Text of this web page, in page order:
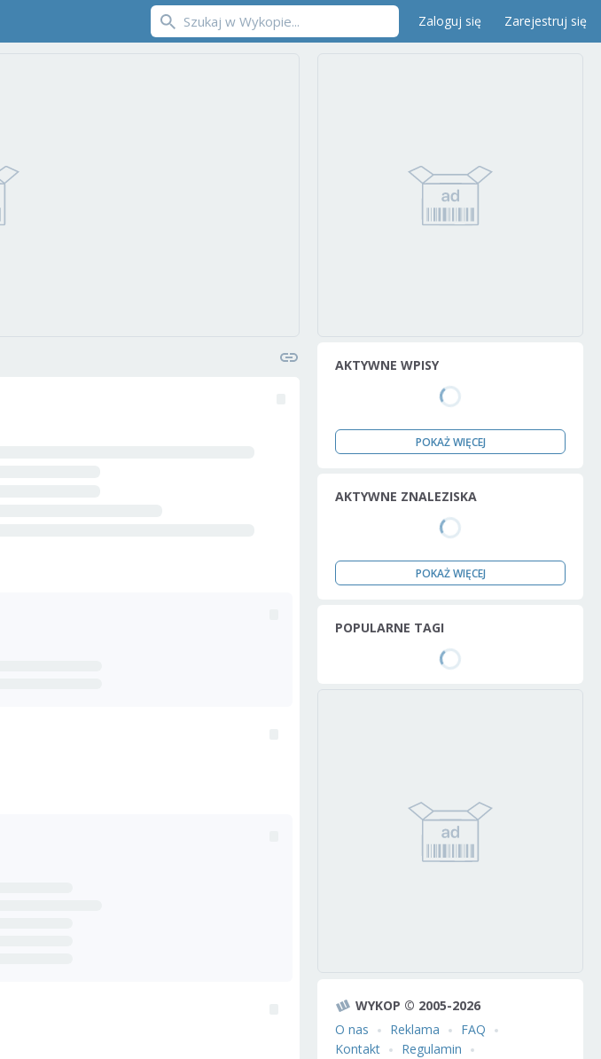
Zaloguj się Zarejestruj się
AKTYWNE WPISY
POKAŻ WIĘCEJ
AKTYWNE ZNALEZISKA
POKAŻ WIĘCEJ
POPULARNE TAGI
WYKOP © 2005-2026
O nas
Reklama
FAQ
Kontakt
Regulamin